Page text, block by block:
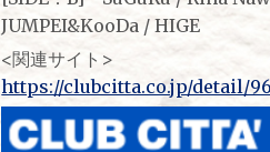
JUMPEI&KooDa / HIGE
<関連サイト>
https://clubcitta.co.jp/detail/